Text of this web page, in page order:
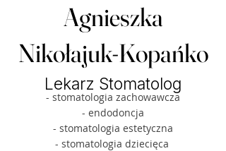
Agnieszka
Nikołajuk-Kopańko
Lekarz Stomatolog
- stomatologia zachowawcza
- endodoncja
- stomatologia estetyczna
- stomatologia dziecięca